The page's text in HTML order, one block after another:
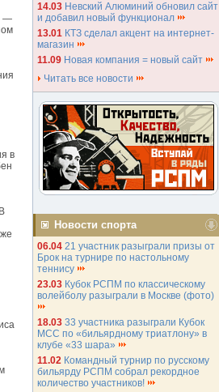
—
в
14.03 Невский Алюминий обновил сайт
и добавил новый функционал
13.01 КТЗ сделал акцент на интернет-
магазин
11.09 Новая компания = новый сайт
Читать все новости
Новости спорта
06.04 21 участник разыграли призы от
Брок на турнире по настольному
теннису
23.03 Кубок РСПМ по классическому
волейболу разыграли в Москве (фото)
18.03 33 участника разыграли Кубок
МСС по «бильярдному триатлону» в
клубе «33 шара»
11.02 Командный турнир по русскому
бильярду РСПМ собрал рекордное
количество участников!